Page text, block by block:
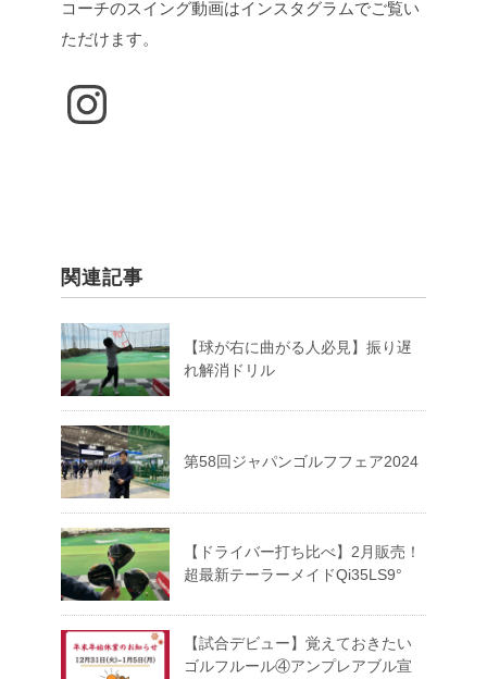
コーチのスイング動画はインスタグラムでご覧い
ただけます。
Instagram
関連記事
【球が右に曲がる人必見】振り遅
れ解消ドリル
第58回ジャパンゴルフフェア2024
【ドライバー打ち比べ】2月販売！
超最新テーラーメイドQi35LS9°
【試合デビュー】覚えておきたい
ゴルフルール④アンプレアブル宣